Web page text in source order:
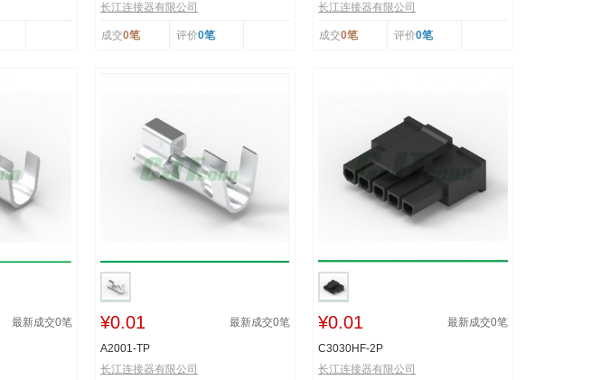
长江连接器有限公司
成交0笔 评价0笔
长江连接器有限公司
成交0笔 评价0笔
最新成交0笔 ¥0.01 最新成交0笔
A2001-TP
长江连接器有限公司
¥0.01 最新成交0笔
C3030HF-2P
长江连接器有限公司